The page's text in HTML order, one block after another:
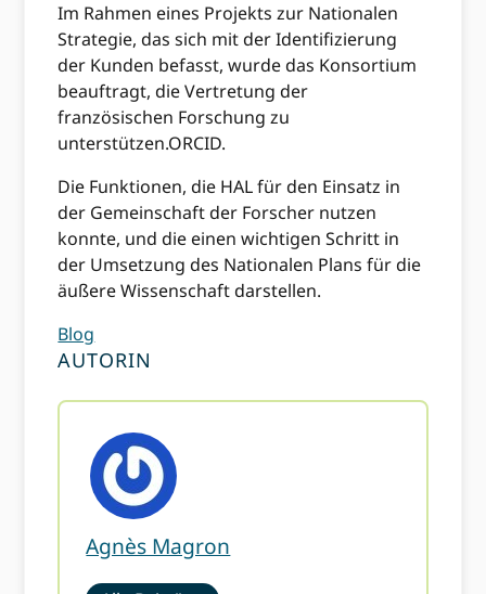
Im Rahmen eines Projekts zur Nationalen
Strategie, das sich mit der Identifizierung
der Kunden befasst, wurde das Konsortium
beauftragt, die Vertretung der
französischen Forschung zu
unterstützen.ORCID.
Die Funktionen, die HAL für den Einsatz in
der Gemeinschaft der Forscher nutzen
konnte, und die einen wichtigen Schritt in
der Umsetzung des Nationalen Plans für die
äußere Wissenschaft darstellen.
Blog
AUTORIN
Agnès Magron